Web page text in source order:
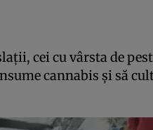
cei cu vârsta de
cannabis și să